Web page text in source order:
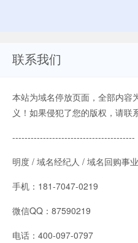
广美明度文化
联系我们
本站为域名停放页面，全部内容
义！如果侵犯了您的版权，请联
----------------------------------------
明度 / 域名经纪人 / 域名回购事
手机：181-7047-0219
微信QQ：87590219
电话：400-097-0797